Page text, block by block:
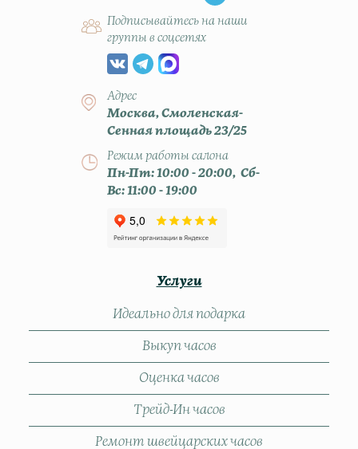
Подписывайтесь на наши
группы в соцсетях
Адрес
Москва, Смоленская-
Сенная площадь 23/25
Режим работы салона
Пн-Пт: 10:00 - 20:00, Сб-
Вс: 11:00 - 19:00
Услуги
Идеально для подарка
Выкуп часов
Оценка часов
Трейд-Ин часов
Ремонт швейцарских часов